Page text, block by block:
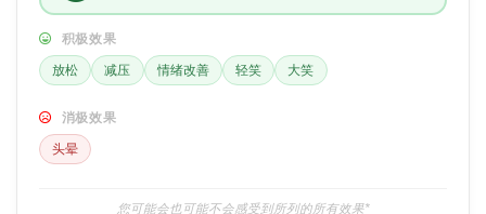
积极效果
放松 减压 情绪改善 轻笑 大笑
消极效果
头晕
您可能会也可能不会感受到所列的所有效果*